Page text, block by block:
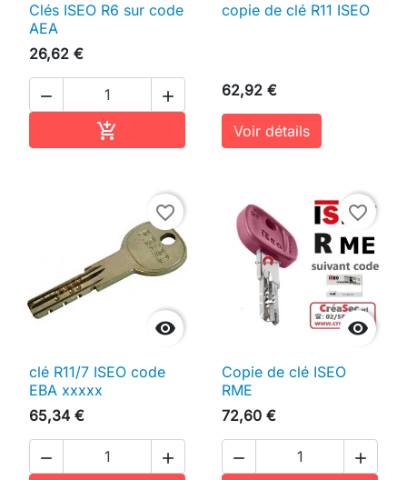
Clés ISEO R6 sur code
AEA
26,62 €
 
 Ajouter au panier
copie de clé R11 ISEO
62,92 €
Voir détails

favorite_border
clé R11/7 ISEO code
EBA xxxxx
65,34 €
 

favorite_border
Copie de clé ISEO
RME
72,60 €
 